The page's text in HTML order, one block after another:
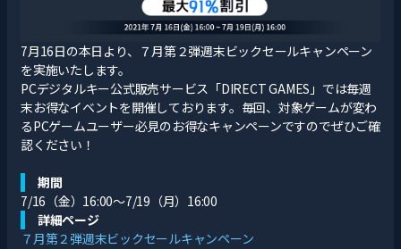
7月16日の本日より、７月第２弾週末ビックセールキャンペーン
を実施いたします。
PCデジタルキー公式販売サービス「DIRECT GAMES」では毎週
末お得なイベントを開催しております。毎回、対象ゲームが変わ
るPCゲームユーザー必見のお得なキャンペーンですのでぜひご確
認ください！
期間
7/16（金）16:00～7/19（月）16:00​
詳細ページ
７月第２弾週末ビックセールキャンペーン